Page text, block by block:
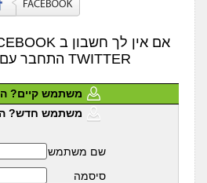
TWITTER התחבר עם דוא"ל שלך
משתמש קיים?
משתמש חדש?
שם משתמש
סיסמה